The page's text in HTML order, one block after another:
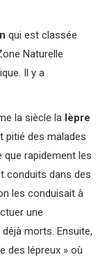
qui est classée
Naturelle
Il y a
la siècle la lèpre
pitié des malades
rapidement les
conduits dans des
les conduisait à
une
morts. Ensuite,
des lépreux » où